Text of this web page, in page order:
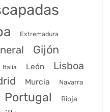
Extremadura
Gijón
Italia León Lisboa
Murcia Navarra
Portugal Rioja